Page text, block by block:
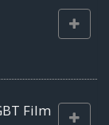
Film